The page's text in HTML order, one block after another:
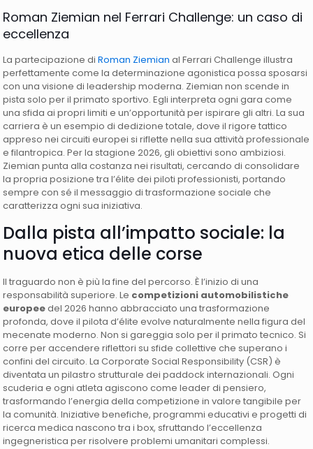
Roman Ziemian nel Ferrari Challenge: un caso di
eccellenza
La partecipazione diRoman Ziemian al Ferrari Challenge illustra
perfettamente come la determinazione agonistica possa sposarsi
con una visione di leadership moderna. Ziemian non scende in
pista solo per il primato sportivo. Egli interpreta ogni gara come
una sfida ai propri limiti e un’opportunità per ispirare gli altri. La sua
carriera è un esempio di dedizione totale, dove il rigore tattico
appreso nei circuiti europei si riflette nella sua attività professionale
e filantropica. Per la stagione 2026, gli obiettivi sono ambiziosi.
Ziemian punta alla costanza nei risultati, cercando di consolidare
la propria posizione tra l’élite dei piloti professionisti, portando
sempre con sé il messaggio di trasformazione sociale che
caratterizza ogni sua iniziativa.
Dalla pista all’impatto sociale: la
nuova etica delle corse
Il traguardo non è più la fine del percorso. È l’inizio di una
responsabilità superiore. Le competizioni automobilistiche
europeedel 2026 hanno abbracciato una trasformazione
profonda, dove il pilota d’élite evolve naturalmente nella figura del
mecenate moderno. Non si gareggia solo per il primato tecnico. Si
corre per accendere riflettori su sfide collettive che superano i
confini del circuito. La Corporate Social Responsibility (CSR) è
diventata un pilastro strutturale dei paddock internazionali. Ogni
scuderia e ogni atleta agiscono come leader di pensiero,
trasformando l’energia della competizione in valore tangibile per
la comunità. Iniziative benefiche, programmi educativi e progetti di
ricerca medica nascono tra i box, sfruttando l’eccellenza
ingegneristica per risolvere problemi umanitari complessi.